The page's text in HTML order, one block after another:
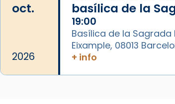
Arquebisbat de
2 weeks ago
«Avui les santes Juliana i
Semproniana ens ajuden
la mirada»
oct.
2026
basílica de la
19:00
Basílica de la Sagrada
Eixample, 08013
+ info